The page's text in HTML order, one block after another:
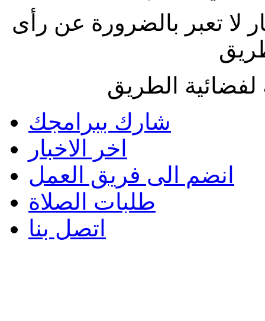
لا تعبر بالضرورة عن رأى
الطريق
شارك ببرامجك
اخر الاخبار
انضم الى فريق العمل
طلبات الصلاة
اتصل بنا